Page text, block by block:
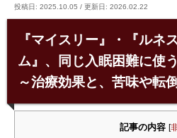
投稿日: 2025.10.05 / 更新日: 2026.02.22
『マイスリー』・『ルネ
ム』、同じ入眠困難に使
～治療効果と、苦味や転
記事の内容 [